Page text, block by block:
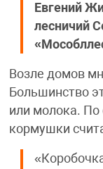
Евгений
лесничий
Возле домов
Большинство
или молока. По
кормушки